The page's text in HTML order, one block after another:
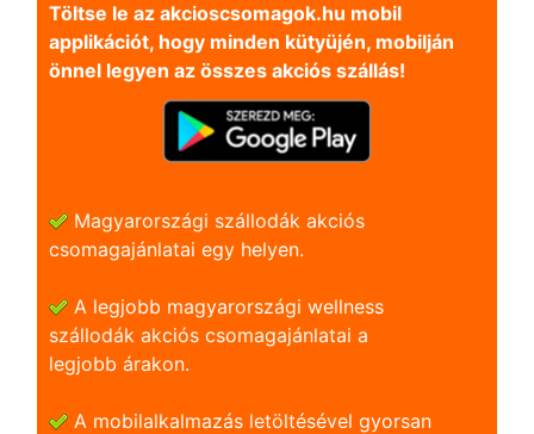
Töltse le az akcioscsomagok.hu mobil
applikációt, hogy minden kütyüjén, mobilján
önnel legyen az összes akciós szállás!
Magyarországi szállodák akciós
csomagajánlatai egy helyen.
A legjobb magyarországi wellness
szállodák akciós csomagajánlatai a
legjobb árakon.
A mobilalkalmazás letöltésével gyorsan